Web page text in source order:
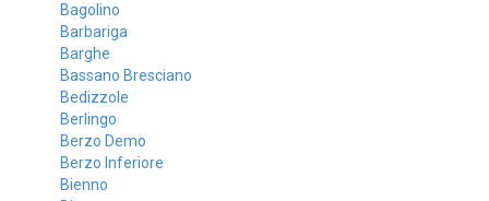
Bagolino
Barbariga
Barghe
Bassano Bresciano
Bedizzole
Berlingo
Berzo Demo
Berzo Inferiore
Bienno